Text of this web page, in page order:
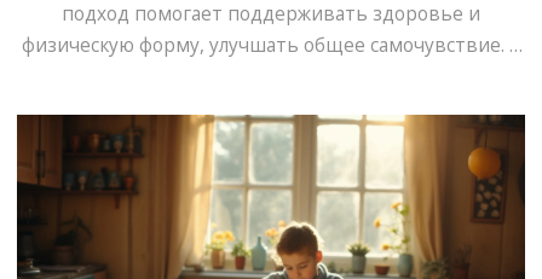
подход помогает поддерживать здоровье и
физическую форму, улучшать общее самочувствие. В
практические советы. Особое внимание уделено
индивидуальным потребностям и примерам
продуктов, способных украсить ваше меню. Узнайте,
как питание может стать вашим союзником в
достижении целей.